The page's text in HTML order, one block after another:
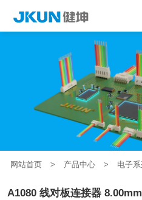
网站首页 > 产品中心 > 电子系
A1080 线对板连接器